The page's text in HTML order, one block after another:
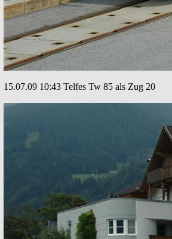
15.07.09 10:43 Telfes Tw 85 als Zug 20